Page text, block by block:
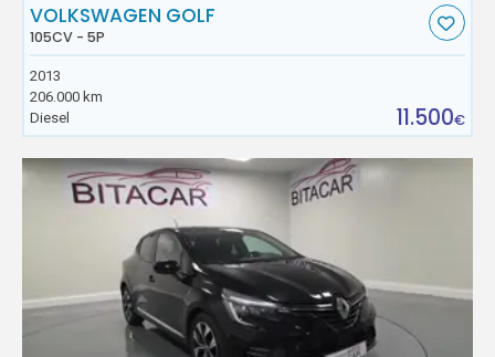
VOLKSWAGEN GOLF
105CV - 5P
2013
206.000 km
Diesel
11.500€